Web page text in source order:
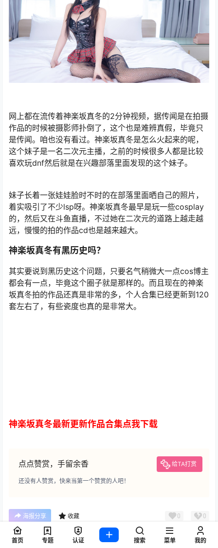
网上都在流传着神楽坂真冬的2分钟视频，据传闻是在拍摄
作品的时候被摄影师扑倒了，这个也是难辨真假，毕竟只
是传闻。咱也没有看过。神楽坂真冬是怎么火起来的呢，
这个妹子是一名二次元主播，之前的时候很多人都是比较
喜欢玩dnf然后就是在兴趣部落里面发现的这个妹子。
妹子长着一张娃娃脸时不时的在部落里面晒自己的照片，
着实吸引了不少lsp呀。神楽坂真冬最早是玩一些cosplay
的，然后又在斗鱼直播，不过她在二次元的道路上越走越
远，慢慢的拍的作品cd也是越来越大。
神楽坂真冬有黑历史吗？
其实要说到黑历史这个问题，只要名气稍微大一点cos博主
都会有一点，毕竟这个圈子就是那样的。而且现在的神楽
坂真冬拍的作品还真是非常的多，个人合集已经更新到120
套左右了，有些瓷度也真的是非常大。
神楽坂真冬最新更新作品合集点我下载
点点赞赏，手留余香 给TA打赏
还没有人赞赏，快来当第一个赞赏的人吧！
海报分享 收藏 0 0
神楽坂真冬
首页 专题 认证 搜索 菜单 我的